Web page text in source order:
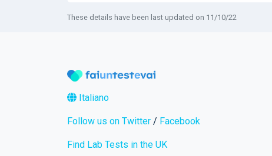
These details have been last updated on 11/10/22
Italiano
Follow us on Twitter / Facebook
Find Lab Tests in the UK